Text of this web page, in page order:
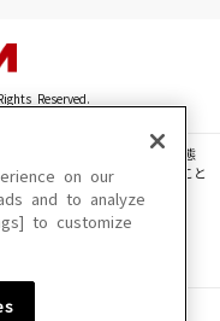
Reserved.
・動画・音声等を、手段や形態
、転載、ファイル化などすること
い場合があります。
場合があります。
on our
and to analyze
to customize